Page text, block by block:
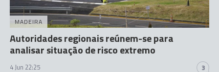
MADEIRA
Autoridades regionais reúnem-se para
analisar situação de risco extremo
4 Jun 22:25 3